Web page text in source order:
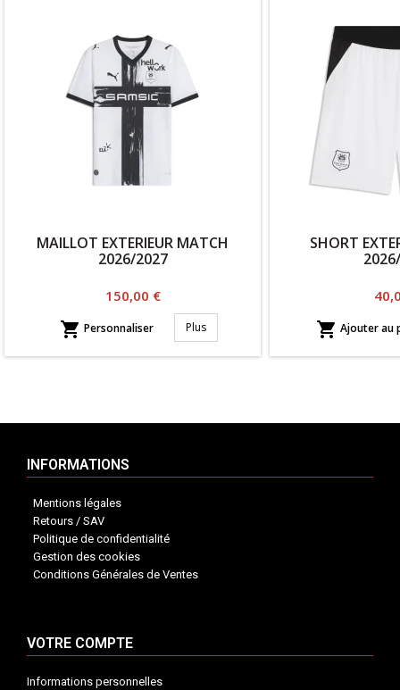
MAILLOT EXTERIEUR MATCH
2026/2027
Prix
150,00 €
 Personnaliser Plus
SHORT
Prix
 Ajouter au
INFORMATIONS
Mentions légales
Retours / SAV
Politique de confidentialité
Gestion des cookies
Conditions Générales de Ventes
VOTRE COMPTE
Informations personnelles